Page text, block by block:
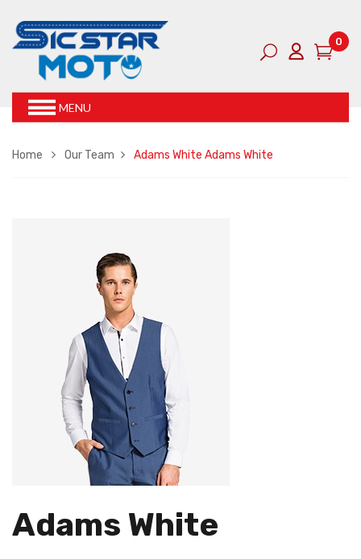
0
MENU
Home Our Team Adams White Adams White
Adams White